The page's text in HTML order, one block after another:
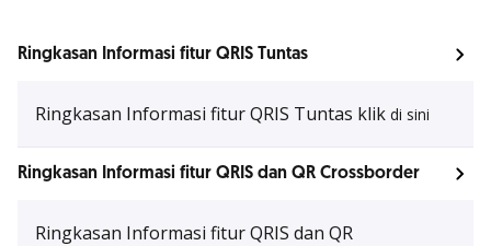
Ringkasan Informasi fitur QRIS Tuntas
Ringkasan Informasi fitur QRIS Tuntas klik di sini
Ringkasan Informasi fitur QRIS dan QR Crossborder
Ringkasan Informasi fitur QRIS dan QR